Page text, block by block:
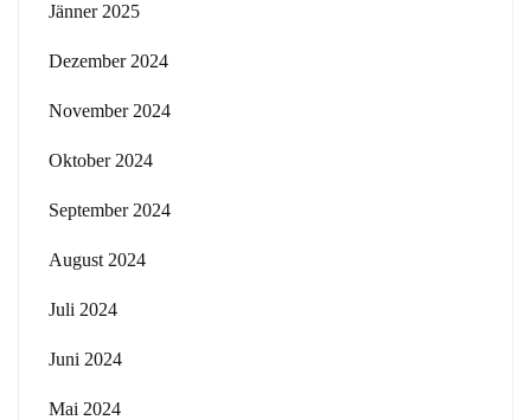
Jänner 2025
Dezember 2024
November 2024
Oktober 2024
September 2024
August 2024
Juli 2024
Juni 2024
Mai 2024